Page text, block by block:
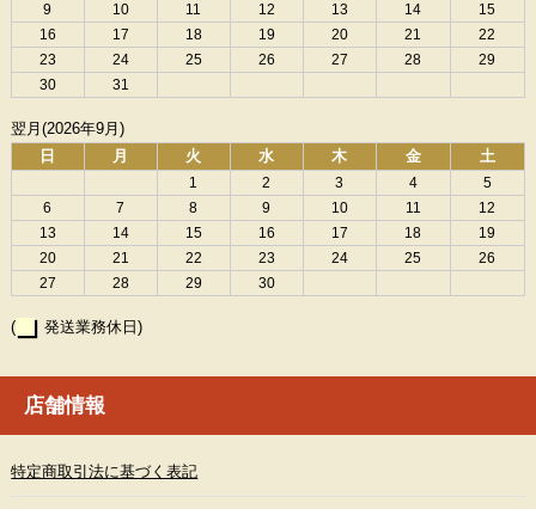
9
10 11 12 13 14
15
16
17 18 19 20 21
22
23
24 25 26 27 28
29
30
31
翌月(2026年9月)
日
月 火 水 木 金 土
1 2 3 4
5
6
7 8 9 10 11
12
13
14 15 16 17 18
19
20
21 22 23 24 25
26
27
28 29 30
( 発送業務休日)
店舗情報
特定商取引法に基づく表記